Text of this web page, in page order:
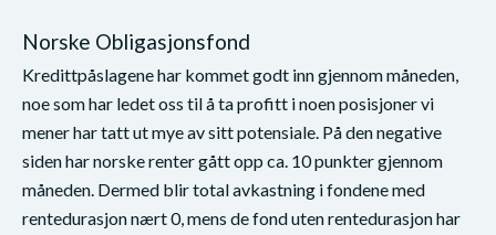
Norske Obligasjonsfond
Kredittpåslagene har kommet godt inn gjennom måneden,
noe som har ledet oss til å ta profitt i noen posisjoner vi
mener har tatt ut mye av sitt potensiale. På den negative
siden har norske renter gått opp ca. 10 punkter gjennom
måneden. Dermed blir total avkastning i fondene med
rentedurasjon nært 0, mens de fond uten rentedurasjon har